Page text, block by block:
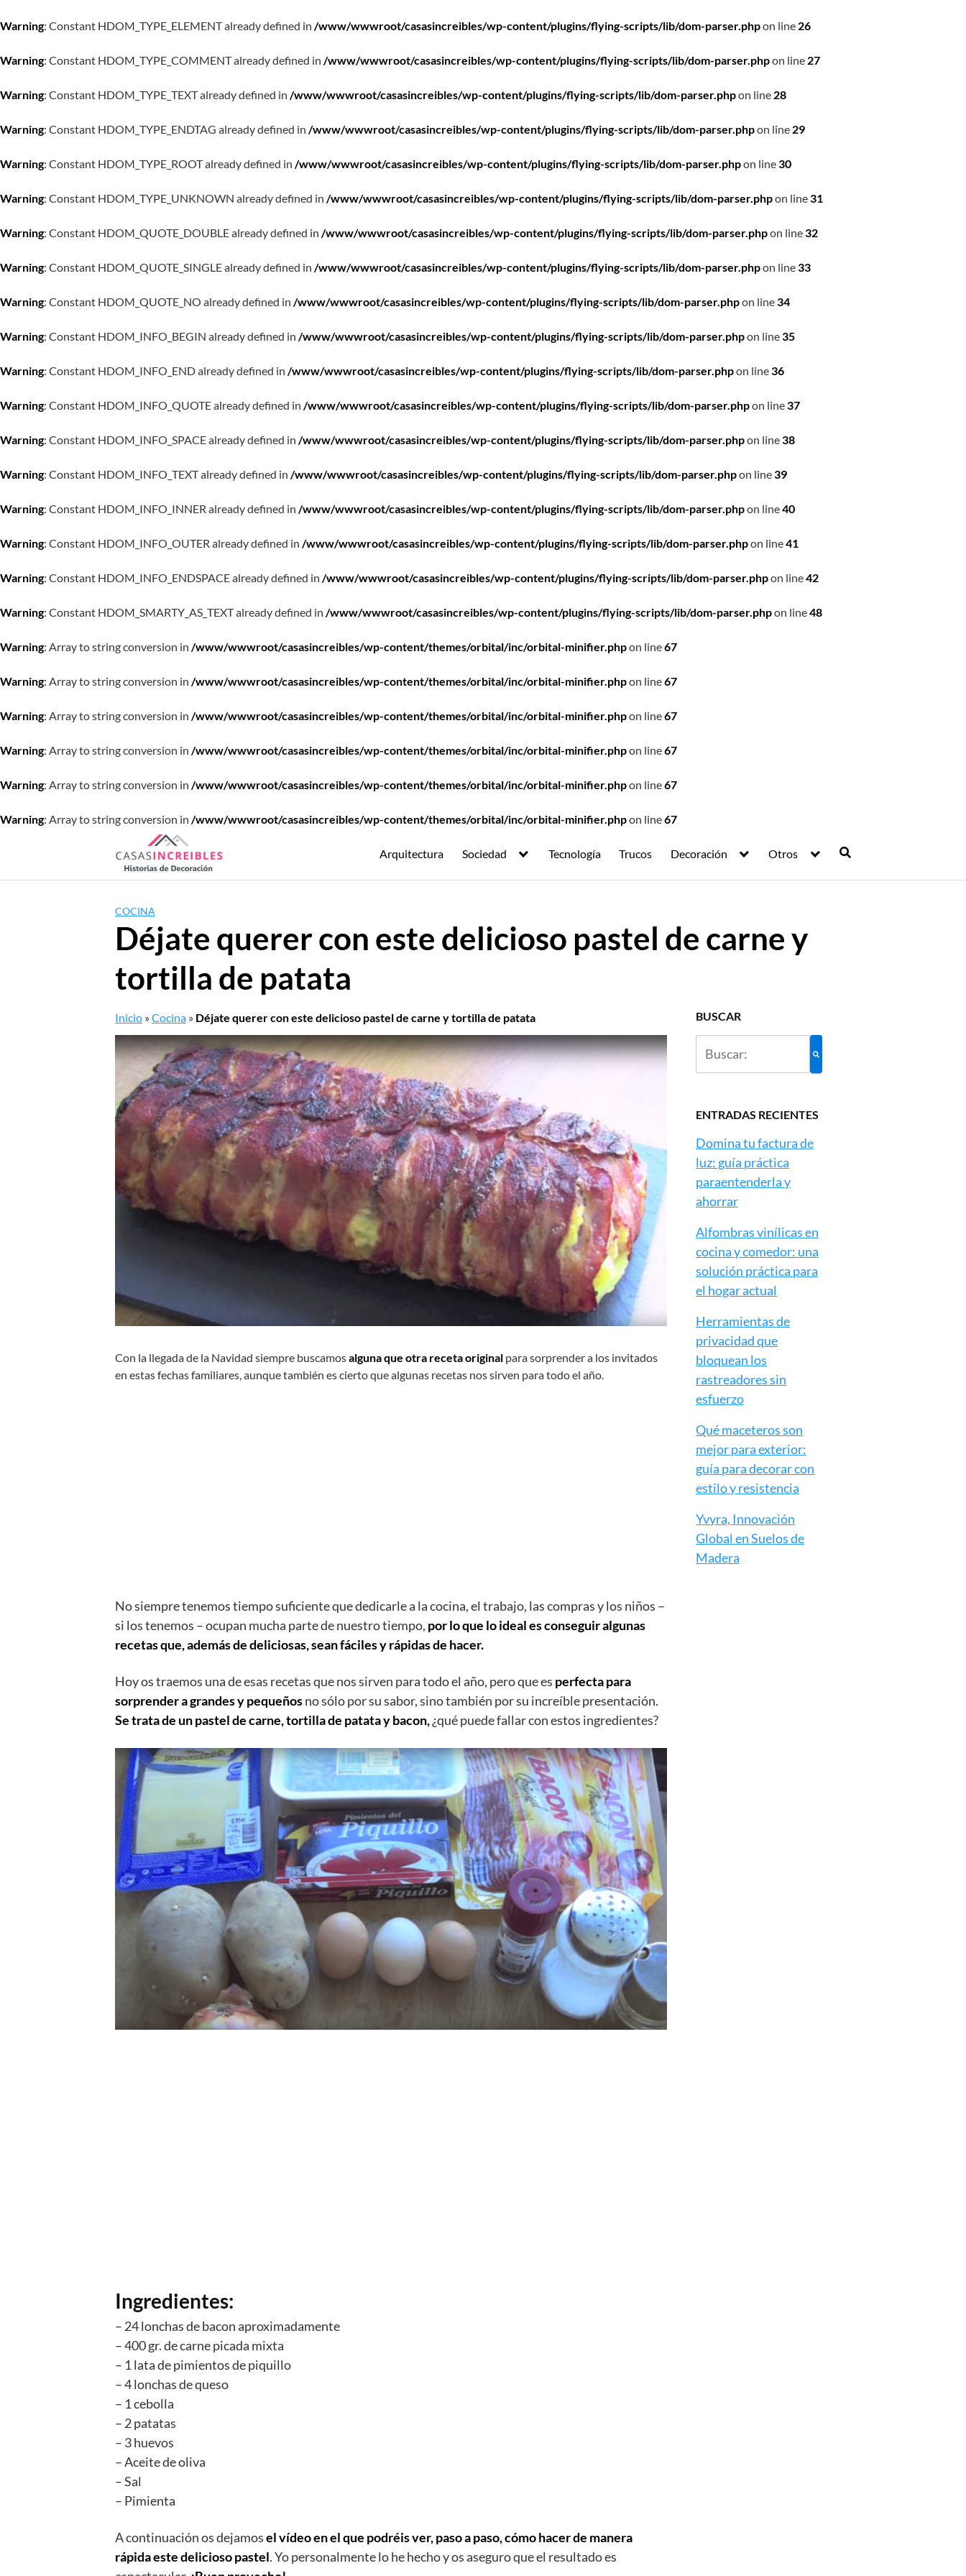
Warning: Constant HDOM_TYPE_ELEMENT already defined in /www/wwwroot/casasincreibles/wp-content/plugins/flying-scripts/lib/dom-parser.phpon line 26
Warning: Constant HDOM_TYPE_COMMENT already defined in /www/wwwroot/casasincreibles/wp-content/plugins/flying-scripts/lib/dom-parser.phpon line 27
Warning: Constant HDOM_TYPE_TEXT already defined in /www/wwwroot/casasincreibles/wp-content/plugins/flying-scripts/lib/dom-parser.phpon line 28
Warning: Constant HDOM_TYPE_ENDTAG already defined in /www/wwwroot/casasincreibles/wp-content/plugins/flying-scripts/lib/dom-parser.phpon line 29
Warning: Constant HDOM_TYPE_ROOT already defined in /www/wwwroot/casasincreibles/wp-content/plugins/flying-scripts/lib/dom-parser.phpon line30
Warning: Constant HDOM_TYPE_UNKNOWN already defined in /www/wwwroot/casasincreibles/wp-content/plugins/flying-scripts/lib/dom-parser.phpon line31
Warning: Constant HDOM_QUOTE_DOUBLE already defined in /www/wwwroot/casasincreibles/wp-content/plugins/flying-scripts/lib/dom-parser.phpon line32
Warning: Constant HDOM_QUOTE_SINGLE already defined in /www/wwwroot/casasincreibles/wp-content/plugins/flying-scripts/lib/dom-parser.phpon line33
Warning: Constant HDOM_QUOTE_NO already defined in /www/wwwroot/casasincreibles/wp-content/plugins/flying-scripts/lib/dom-parser.phpon line34
Warning: Constant HDOM_INFO_BEGIN already defined in /www/wwwroot/casasincreibles/wp-content/plugins/flying-scripts/lib/dom-parser.phpon line35
Warning: Constant HDOM_INFO_END already defined in /www/wwwroot/casasincreibles/wp-content/plugins/flying-scripts/lib/dom-parser.phpon line36
Warning: Constant HDOM_INFO_QUOTE already defined in /www/wwwroot/casasincreibles/wp-content/plugins/flying-scripts/lib/dom-parser.phpon line37
Warning: Constant HDOM_INFO_SPACE already defined in /www/wwwroot/casasincreibles/wp-content/plugins/flying-scripts/lib/dom-parser.phpon line38
Warning: Constant HDOM_INFO_TEXT already defined in /www/wwwroot/casasincreibles/wp-content/plugins/flying-scripts/lib/dom-parser.phpon line39
Warning: Constant HDOM_INFO_INNER already defined in /www/wwwroot/casasincreibles/wp-content/plugins/flying-scripts/lib/dom-parser.phpon line40
Warning: Constant HDOM_INFO_OUTER already defined in /www/wwwroot/casasincreibles/wp-content/plugins/flying-scripts/lib/dom-parser.phpon line41
Warning: Constant HDOM_INFO_ENDSPACE already defined in /www/wwwroot/casasincreibles/wp-content/plugins/flying-scripts/lib/dom-parser.phpon line42
Warning: Constant HDOM_SMARTY_AS_TEXT already defined in /www/wwwroot/casasincreibles/wp-content/plugins/flying-scripts/lib/dom-parser.phpon line48
Warning: Array to string conversion in /www/wwwroot/casasincreibles/wp-content/themes/orbital/inc/orbital-minifier.phpon line67
Warning: Array to string conversion in /www/wwwroot/casasincreibles/wp-content/themes/orbital/inc/orbital-minifier.phpon line67
Warning: Array to string conversion in /www/wwwroot/casasincreibles/wp-content/themes/orbital/inc/orbital-minifier.phpon line67
Warning: Array to string conversion in /www/wwwroot/casasincreibles/wp-content/themes/orbital/inc/orbital-minifier.phpon line67
Warning: Array to string conversion in /www/wwwroot/casasincreibles/wp-content/themes/orbital/inc/orbital-minifier.phpon line67
Warning: Array to string conversion in /www/wwwroot/casasincreibles/wp-content/themes/orbital/inc/orbital-minifier.phpon line67
Arquitectura Sociedad Tecnología Trucos Decoración Otros
COCINA
Déjate querer con este delicioso pastel de carne y
tortilla de patata
Inicio »Cocina » Déjate querer con este delicioso pastel de carne y tortilla de patata
Con la llegada de la Navidad siempre buscamosalguna que otra receta original para sorprender a los invitados
en estas fechas familiares, aunque también es cierto que algunas recetas nos sirven para todo el año.
No siempre tenemos tiempo suficiente que dedicarle a la cocina, el trabajo, las compras y los niños –
si los tenemos – ocupan mucha parte de nuestro tiempo, por lo que lo ideal es conseguir algunas
recetas que, además de deliciosas, sean fáciles y rápidas de hacer.
Hoy os traemos una de esas recetas que nos sirven para todo el año, pero que es perfecta para
sorprender a grandes y pequeñosno sólo por su sabor, sino también por su increíble presentación.
Se trata de un pastel de carne, tortilla de patata y bacon,¿qué puede fallar con estos ingredientes?
Ingredientes:
– 24 lonchas de bacon aproximadamente
– 400 gr. de carne picada mixta
– 1 lata de pimientos de piquillo
– 4 lonchas de queso
– 1 cebolla
– 2 patatas
– 3 huevos
– Aceite de oliva
– Sal
– Pimienta
A continuación os dejamosel vídeo en el que podréis ver, paso a paso, cómo hacer de manera
rápida este delicioso pastel. Yo personalmente lo he hecho y os aseguro que el resultado es
BUSCAR
ENTRADAS RECIENTES
Domina tu factura de
luz: guía práctica
paraentenderla y
ahorrar
Alfombras vinílicas en
cocina y comedor: una
solución práctica para
el hogar actual
Herramientas de
privacidad que
bloquean los
rastreadores sin
esfuerzo
Qué maceteros son
mejor para exterior:
guía para decorar con
estilo y resistencia
Yvyra, Innovación
Global en Suelos de
Madera